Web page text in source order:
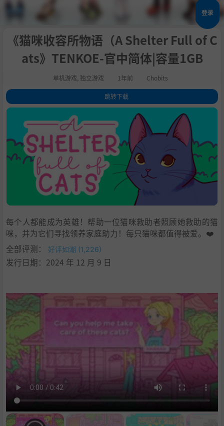
登录
《猫咪收容所物语（A Shelter Full of C
ats》TENKOE-官中简体|容量1GB
单机游戏 独立游戏 1年前 Chobits
跳转下载
1.关于这款游戏
系统需求
支持作者
4. 学习
每个人都能成为英雄！帮助一位猫咪救助者照顾她救助的猫
咪，并为它们寻找领养家庭助力！每只猫咪都值得被爱。❤️
全部评测：
好评如潮 (1,226)
发行日期：2024 年 12 月 9 日